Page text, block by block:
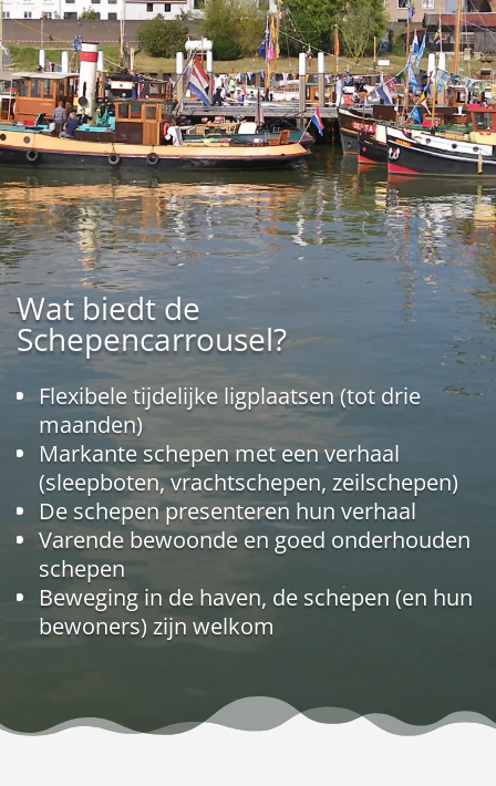
Wat biedt de
Schepencarrousel?
Flexibele tijdelijke ligplaatsen (tot drie
maanden)
Markante schepen met een verhaal
(sleepboten, vrachtschepen, zeilschepen)
De schepen presenteren hun verhaal
Varende bewoonde en goed onderhouden
schepen
Beweging in de haven, de schepen (en hun
bewoners) zijn welkom